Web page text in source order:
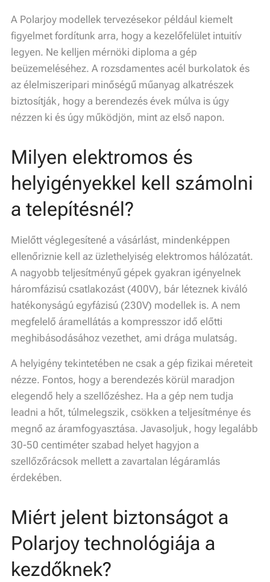
A Polarjoy modellek tervezésekor például kiemelt
figyelmet fordítunk arra, hogy a kezelőfelület intuitív
legyen. Ne kelljen mérnöki diploma a gép
beüzemeléséhez. A rozsdamentes acél burkolatok és
az élelmiszeripari minőségű műanyag alkatrészek
biztosítják, hogy a berendezés évek múlva is úgy
nézzen ki és úgy működjön, mint az első napon.
Milyen elektromos és
helyigényekkel kell számolni
a telepítésnél?
Mielőtt véglegesítené a vásárlást, mindenképpen
ellenőriznie kell az üzlethelyiség elektromos hálózatát.
A nagyobb teljesítményű gépek gyakran igényelnek
háromfázisú csatlakozást (400V), bár léteznek kiváló
hatékonyságú egyfázisú (230V) modellek is. A nem
megfelelő áramellátás a kompresszor idő előtti
meghibásodásához vezethet, ami drága mulatság.
A helyigény tekintetében ne csak a gép fizikai méreteit
nézze. Fontos, hogy a berendezés körül maradjon
elegendő hely a szellőzéshez. Ha a gép nem tudja
leadni a hőt, túlmelegszik, csökken a teljesítménye és
megnő az áramfogyasztása. Javasoljuk, hogy legalább
30-50 centiméter szabad helyet hagyjon a
szellőzőrácsok mellett a zavartalan légáramlás
érdekében.
Miért jelent biztonságot a
Polarjoy technológiája a
kezdőknek?